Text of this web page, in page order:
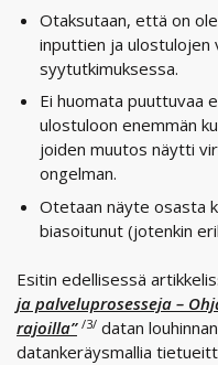
Otaksutaan, että on
inputtien ja ulostulojen
syytutkimuksessa.
Ei huomata puuttuvaa
ulostuloon enemmän
joiden muutos näytti
ongelman.
Otetaan näyte osasta
biasoitunut (jotenkin
Esitin edellisessä
ja palveluprosesseja –
rajoilla” /3/ datan
datankeräysmallia